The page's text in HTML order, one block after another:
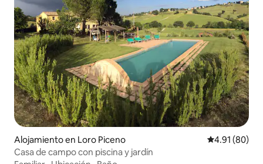
Alojamiento en Loro Piceno Calificación
4.91 (80)
Casa de campo con piscina y jardín